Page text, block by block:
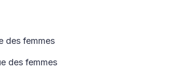
des femmes
des femmes